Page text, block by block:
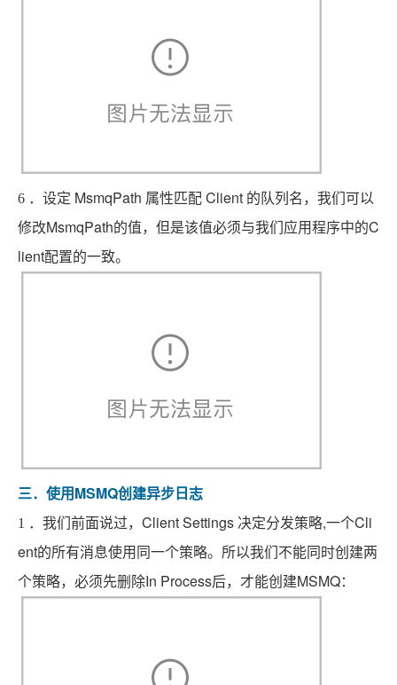
6 ．设定 MsmqPath 属性匹配 Client 的队列名，我们可以
修改MsmqPath的值，但是该值必须与我们应用程序中的C
lient配置的一致。
三．使用 MSMQ创建异步日志
1 ．我们前面说过， Client Settings 决定分发策略,一个Cli
ent的所有消息使用同一个策略。所以我们不能同时创建两
个策略，必须先删除In Process后，才能创建MSMQ：